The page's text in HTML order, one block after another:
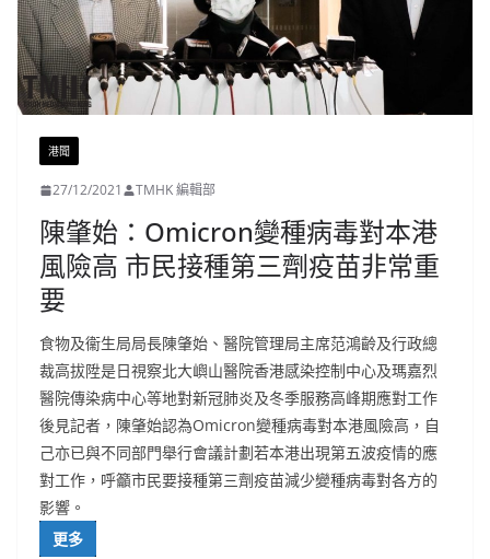
港聞
27/12/2021 TMHK 編輯部
陳肇始：Omicron變種病毒對本港
風險高 市民接種第三劑疫苗非常重
要
食物及衞生局局長陳肇始、醫院管理局主席范鴻齡及行政總
裁高拔陞是日視察北大嶼山醫院香港感染控制中心及瑪嘉烈
醫院傳染病中心等地對新冠肺炎及冬季服務高峰期應對工作
後見記者，陳肇始認為Omicron變種病毒對本港風險高，自
己亦已與不同部門舉行會議計劃若本港出現第五波疫情的應
對工作，呼籲市民要接種第三劑疫苗減少變種病毒對各方的
影響。
更多